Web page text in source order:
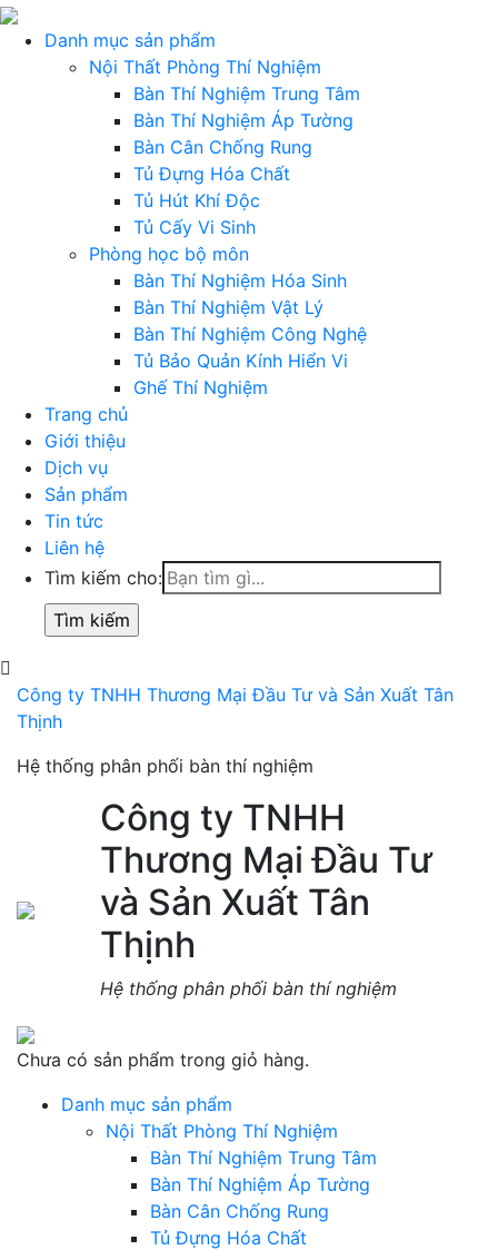
Danh mục sản phẩm
Nội Thất Phòng Thí Nghiệm
Bàn Thí Nghiệm Trung Tâm
Bàn Thí Nghiệm Áp Tường
Bàn Cân Chống Rung
Tủ Đựng Hóa Chất
Tủ Hút Khí Độc
Tủ Cấy Vi Sinh
Phòng học bộ môn
Bàn Thí Nghiệm Hóa Sinh
Bàn Thí Nghiệm Vật Lý
Bàn Thí Nghiệm Công Nghệ
Tủ Bảo Quản Kính Hiển Vi
Ghế Thí Nghiệm
Trang chủ
Giới thiệu
Dịch vụ
Sản phẩm
Tin tức
Liên hệ
Tìm kiếm cho:
Công ty TNHH Thương Mại Đầu Tư và Sản Xuất Tân
Thịnh
Hệ thống phân phối bàn thí nghiệm
Công ty TNHH
Thương Mại Đầu Tư
và Sản Xuất Tân
Thịnh
Hệ thống phân phối bàn thí nghiệm
Chưa có sản phẩm trong giỏ hàng.
Danh mục sản phẩm
Nội Thất Phòng Thí Nghiệm
Bàn Thí Nghiệm Trung Tâm
Bàn Thí Nghiệm Áp Tường
Bàn Cân Chống Rung
Tủ Đựng Hóa Chất